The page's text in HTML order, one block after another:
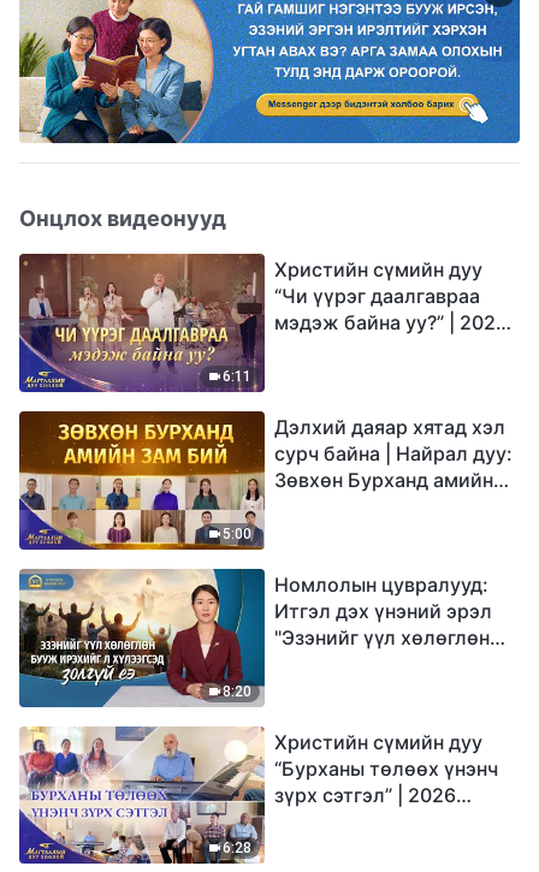
Онцлох видеонууд
6:11
Христийн сүмийн дуу
“Чи үүрэг даалгавраа
мэдэж байна уу?” | 2026
5:00
Дэлхий даяар хятад хэл
сурч байна | Найрал дуу:
Зөвхөн Бурханд амийн
8:20
Номлолын цувралууд:
Итгэл дэх үнэний эрэл
"Эзэнийг үүл хөлөглөн
6:28
Христийн сүмийн дуу
“Бурханы төлөөх үнэнч
зүрх сэтгэл” | 2026